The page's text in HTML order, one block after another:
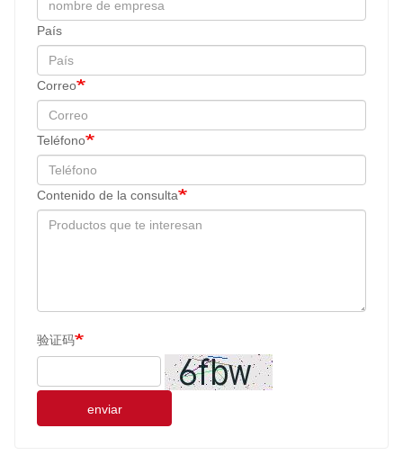
País
Correo
Teléfono
Contenido de la consulta
验证码
enviar